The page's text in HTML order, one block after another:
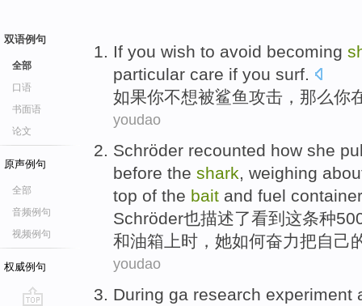
双语例句
全部
口语
书面语
论文
原声例句
全部
音频例句
视频例句
权威例句
If you wish to avoid becoming
particular care if you surf.
如果你不想被鲨鱼攻击 ， 那么你
youdao
Schröder recounted how she
before the shark, weighing
top of the bait and fuel
Schröder也描述了看到 这条种
和油箱 上时 ， 她如何奋力把自己
youdao
During ga research experiment